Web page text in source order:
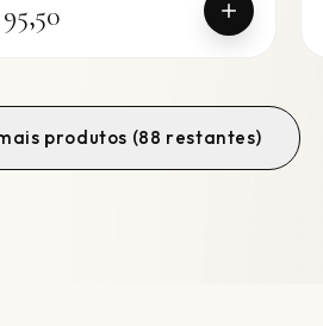
produtos (88 restantes)